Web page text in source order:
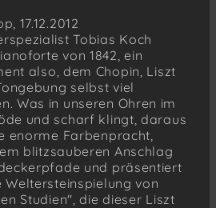
17.12.2012
Tobias Koch
von 1842, ein
also, dem Chopin, Liszt
selbst viel
Was in unseren Ohren im
und scharf klingt, daraus
enorme Farbenpracht,
blitzsauberen Anschlag
und präsentiert
Weltersteinspielung von
Studien", die dieser Liszt